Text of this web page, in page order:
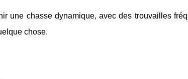
une chasse dynamique, avec des trouvailles
chose.